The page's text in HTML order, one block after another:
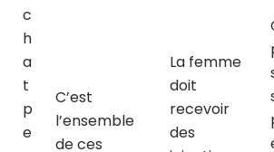
c
h
a
t
p
e
C’est
l’ensemble
de ces
La femme
doit
recevoir
des